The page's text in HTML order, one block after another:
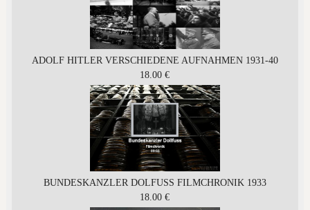
ADOLF HITLER VERSCHIEDENE AUFNAHMEN 1931-40
18.00 €
BUNDESKANZLER DOLFUSS FILMCHRONIK 1933
18.00 €